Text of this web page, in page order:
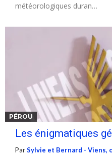
météorologiques duran…
PÉROU
Les énigmatiques
ParSylvie et Bernard - Viens,